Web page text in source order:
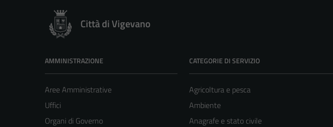
Città di Vigevano
AMMINISTRAZIONE
Aree Amministrative
Uffici
Organi di Governo
CATEGORIE DI SERVIZIO
Agricoltura e pesca
Ambiente
Anagrafe e stato civile